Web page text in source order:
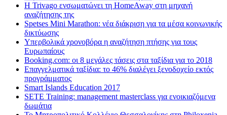
Η Trivago ενσωματώνει τη HomeAway στη μηχανή
αναζήτησης της
Spetses Mini Marathon: νέα διάκριση για τα μέσα κοινωνικής
δικτύωσης
Υπερβολικά χρονοβόρα η αναζήτηση πτήσης για τους
Ευρωπαίους
Booking.com: οι 8 μεγάλες τάσεις στα ταξίδια για το 2018
Επαγγελματικά ταξίδια: το 46% διαλέγει ξενοδοχείο εκτός
προγράμματος
Smart Islands Education 2017
SETE Training: management masterclass για ενοικιαζόμενα
δωμάτια